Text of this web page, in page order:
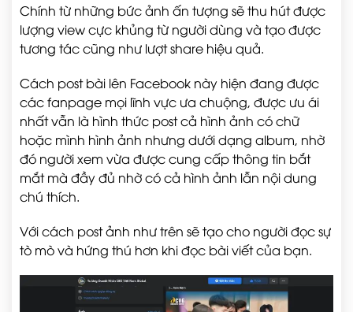
Chính từ những bức ảnh ấn tượng sẽ thu hút được
lượng view cực khủng từ người dùng và tạo được
tương tác cũng như lượt share hiệu quả.
Cách post bài lên Facebook này hiện đang được
các fanpage mọi lĩnh vực ưa chuộng, được ưu ái
nhất vẫn là hình thức post cả hình ảnh có chữ
hoặc mình hình ảnh nhưng dưới dạng album, nhờ
đó người xem vừa được cung cấp thông tin bắt
mắt mà đầy đủ nhờ có cả hình ảnh lẫn nội dung
chú thích.
Với cách post ảnh như trên sẽ tạo cho người đọc sự
tò mò và hứng thú hơn khi đọc bài viết của bạn.